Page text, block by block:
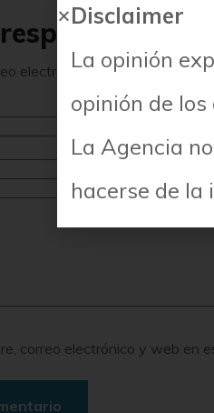
electrónico no será publicada.
correo electrónico y web en
Disclaimer
La opinión
opinión de
La Agencia
hacerse de la